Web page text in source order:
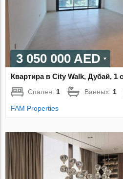
3 050 000 AED
Квартира в City Walk, Дубай, 1
Спален: 1 Ванных: 1
FAM Properties